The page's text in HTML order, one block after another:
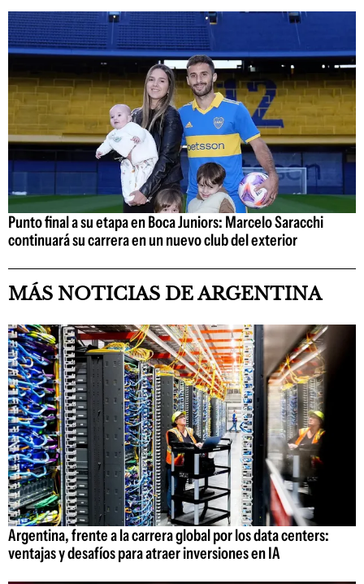
Punto final a su etapa en Boca Juniors: Marcelo Saracchi
continuará su carrera en un nuevo club del exterior
MÁS NOTICIAS DE ARGENTINA
Argentina, frente a la carrera global por los data centers:
ventajas y desafíos para atraer inversiones en IA